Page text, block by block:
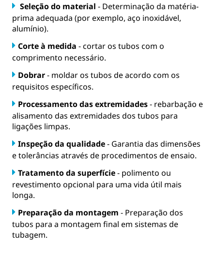
Seleção do material - Determinação da matéria-
prima adequada (por exemplo, aço inoxidável,
alumínio).
Corte à medida - cortar os tubos com o
comprimento necessário.
Dobrar- moldar os tubos de acordo com os
requisitos específicos.
Processamento das extremidades- rebarbação e
alisamento das extremidades dos tubos para
ligações limpas.
Inspeção da qualidade- Garantia das dimensões
e tolerâncias através de procedimentos de ensaio.
Tratamento da superfície- polimento ou
revestimento opcional para uma vida útil mais
longa.
Preparação da montagem - Preparação dos
tubos para a montagem final em sistemas de
tubagem.